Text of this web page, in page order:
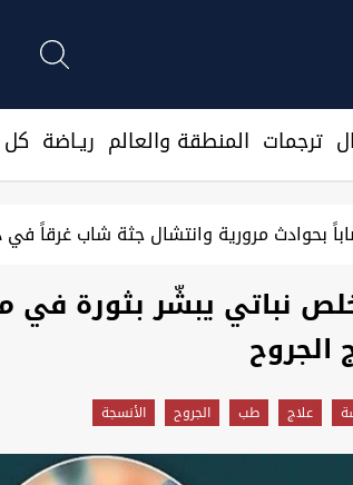
ترجمات المنطقة والعالم ريـاضة كل
نينوى.. 21 مصاباً بحوادث مرورية وانتشال جثة شاب غرقاً في دجلة
نباتي يبشّر بثورة في
الجروح
علاج طب الجروح الأنسجة